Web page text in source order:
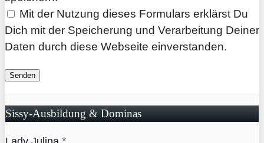
Mit der Nutzung dieses Formulars erklärst Du
Dich mit der Speicherung und Verarbeitung Deiner
Daten durch diese Webseite einverstanden.
Sissy-Ausbildung & Dominas